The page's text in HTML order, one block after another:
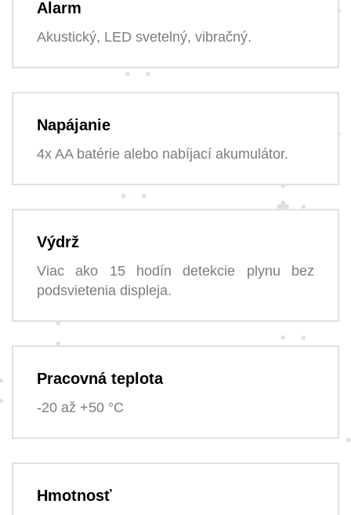
Alarm
Akustický, LED svetelný, vibračný.
Napájanie
4x AA batérie alebo nabíjací akumulátor.
Výdrž
Viac ako 15 hodín detekcie plynu bez
podsvietenia displeja.
Pracovná teplota
-20 až +50 °C
Hmotnosť